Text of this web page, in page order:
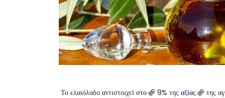
Το ελαιόλαδο αντιστοιχεί στο 9% της αξίας
της